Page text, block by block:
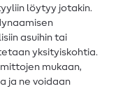
löytyy jotakin.
asuihin tai
yksityiskohtia.
mukaan,
ja ne voidaan